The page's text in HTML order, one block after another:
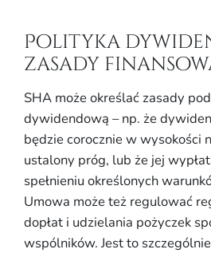
Polityka
zasady
SHA może określać zasady
dywidendową – np. że
będzie corocznie w wysokości
ustalony próg, lub że jej
spełnieniu określonych
Umowa może też regulować
dopłat i udzielania pożyczek
wspólników. Jest to